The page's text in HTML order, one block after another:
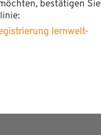
bestätigen Sie
lernwelt-